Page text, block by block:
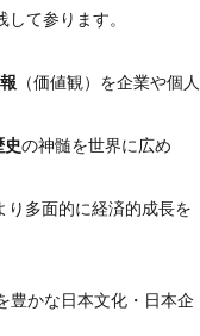
て参ります。
（価値観）を企業や個人
の神髄を世界に広め
り多面的に経済的成長を
豊かな日本文化・日本企